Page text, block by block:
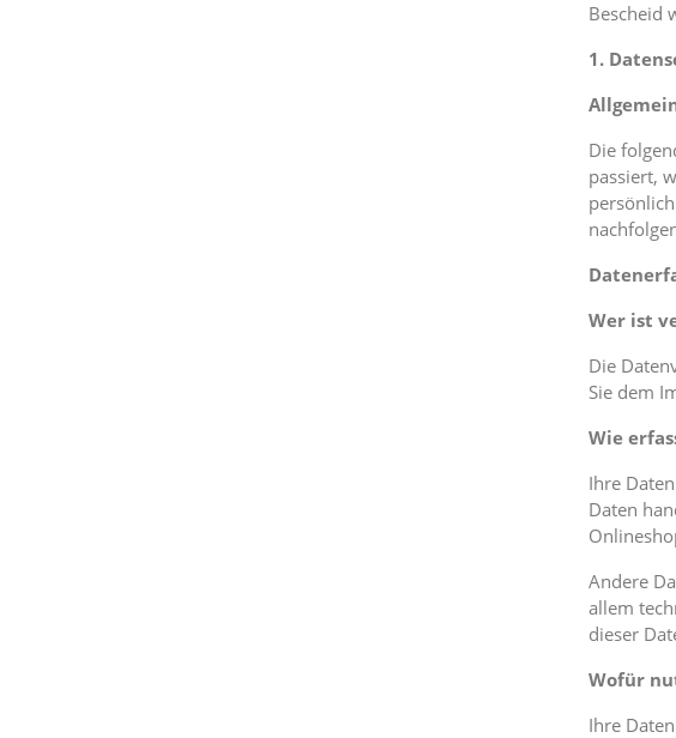
Bescheid
1.
Die
passiert,
Wer ist
Die
Sie dem
Wie
Ihre
Daten
Andere
allem
dieser
Wofür
Ihre